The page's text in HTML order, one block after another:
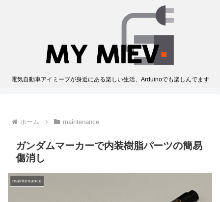
電気自動車アイミーブが身近にある楽しい生活、Arduinoでも楽しんでます
ホーム maintenance
ガンダムマーカーで内装樹脂パーツの簡易
傷消し
maintenance